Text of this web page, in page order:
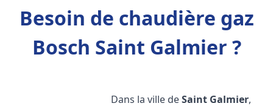
Besoin de chaudière gaz
Bosch Saint Galmier ?
Dans la ville deSaint Galmier,